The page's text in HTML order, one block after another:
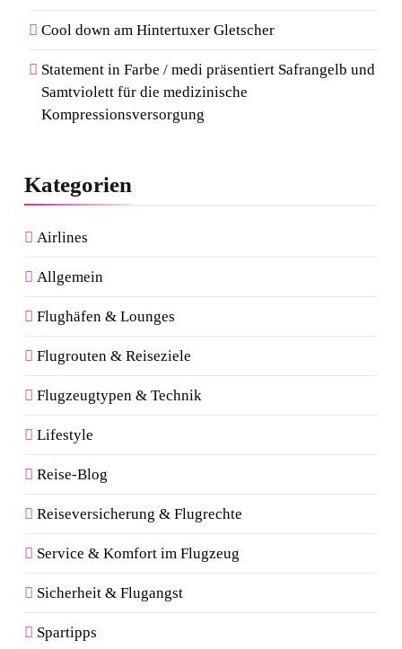
Cool down am Hintertuxer Gletscher
Statement in Farbe / medi präsentiert Safrangelb und
Samtviolett für die medizinische
Kompressionsversorgung
Kategorien
Airlines
Allgemein
Flughäfen & Lounges
Flugrouten & Reiseziele
Flugzeugtypen & Technik
Lifestyle
Reise-Blog
Reiseversicherung & Flugrechte
Service & Komfort im Flugzeug
Sicherheit & Flugangst
Spartipps